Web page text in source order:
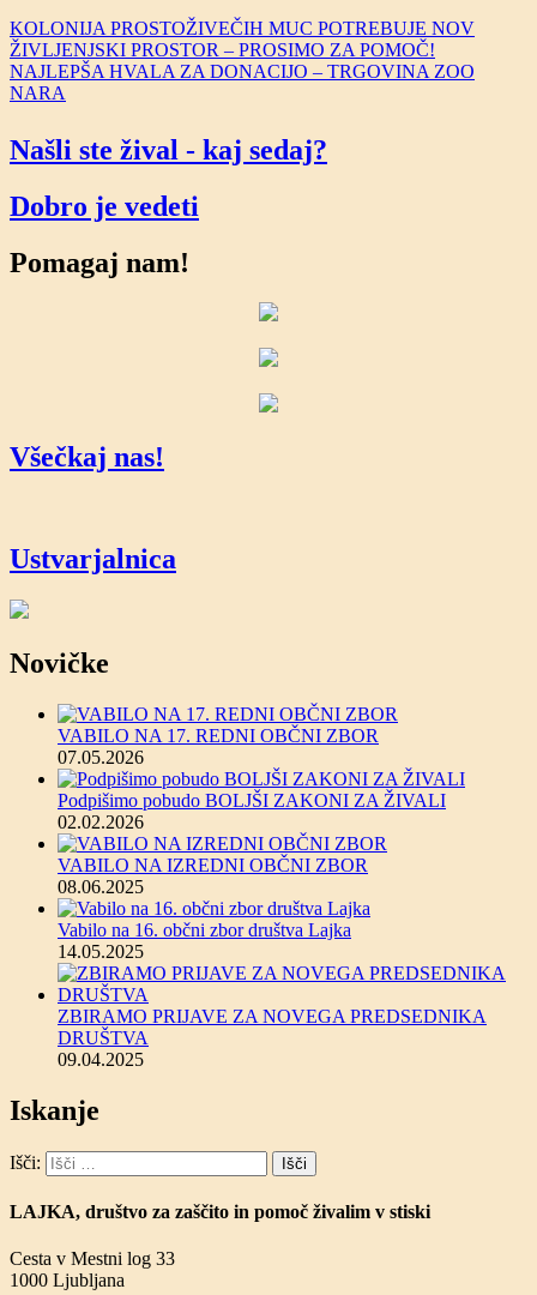
KOLONIJA PROSTOŽIVEČIH MUC POTREBUJE NOV
ŽIVLJENJSKI PROSTOR – PROSIMO ZA POMOČ!
NAJLEPŠA HVALA ZA DONACIJO – TRGOVINA ZOO
NARA
Našli ste žival - kaj sedaj?
Dobro je vedeti
Pomagaj nam!
Všečkaj nas!
Ustvarjalnica
Novičke
VABILO NA 17. REDNI OBČNI ZBOR
07.05.2026
Podpišimo pobudo BOLJŠI ZAKONI ZA ŽIVALI
02.02.2026
VABILO NA IZREDNI OBČNI ZBOR
08.06.2025
Vabilo na 16. občni zbor društva Lajka
14.05.2025
ZBIRAMO PRIJAVE ZA NOVEGA PREDSEDNIKA
DRUŠTVA
09.04.2025
Iskanje
Išči:
LAJKA, društvo za zaščito in pomoč živalim v stiski
Cesta v Mestni log 33
1000 Ljubljana